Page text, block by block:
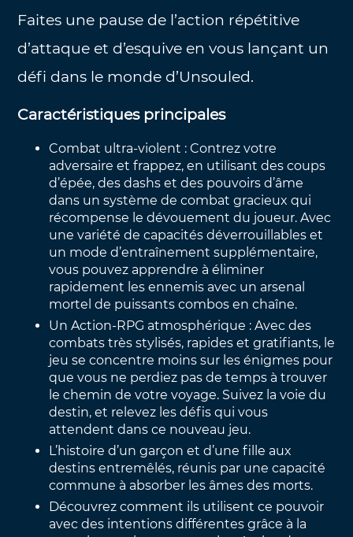
Faites une pause de l’action répétitive
d’attaque et d’esquive en vous lançant un
défi dans le monde d’Unsouled.
Caractéristiques principales
Combat ultra-violent : Contrez votre
adversaire et frappez, en utilisant des coups
d’épée, des dashs et des pouvoirs d’âme
dans un système de combat gracieux qui
récompense le dévouement du joueur. Avec
une variété de capacités déverrouillables et
un mode d’entraînement supplémentaire,
vous pouvez apprendre à éliminer
rapidement les ennemis avec un arsenal
mortel de puissants combos en chaîne.
Un Action-RPG atmosphérique : Avec des
combats très stylisés, rapides et gratifiants, le
jeu se concentre moins sur les énigmes pour
que vous ne perdiez pas de temps à trouver
le chemin de votre voyage. Suivez la voie du
destin, et relevez les défis qui vous
attendent dans ce nouveau jeu.
L’histoire d’un garçon et d’une fille aux
destins entremêlés, réunis par une capacité
commune à absorber les âmes des morts.
Découvrez comment ils utilisent ce pouvoir
avec des intentions différentes grâce à la